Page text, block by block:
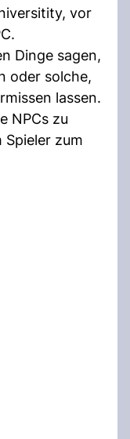
vor
Dinge sagen,
oder solche,
lassen.
NPCs zu
Spieler zum